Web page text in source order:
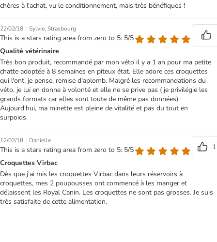
chères à l'achat, vu le conditionnement, mais très bénéfiques !
22/02/18 | Sylvie, Strasbourg
This is a stars rating area from zero to 5: 5/5
Qualité vétérinaire
Très bon produit, recommandé par mon véto il y a 1 an pour ma petite
chatte adoptée à 8 semaines en piteux état. Elle adore ces croquettes
qui l'ont, je pense, remise d'aplomb. Malgré les recommandations du
véto, je lui en donne à volonté et elle ne se prive pas ( je privilégie les
grands formats car elles sont toute de même pas données).
Aujourd'hui, ma minette est pleine de vitalité et pas du tout en
surpoids.
12/02/18 | Danielle
This is a stars rating area from zero to 5: 5/5
1
Croquettes Virbac
Dès que j'ai mis les croquettes Virbac dans leurs réservoirs à
croquettes, mes 2 poupousses ont commencé à les manger et
délaissent les Royal Canin. Les croquettes ne sont pas grosses. Je suis
très satisfaite de cette alimentation.